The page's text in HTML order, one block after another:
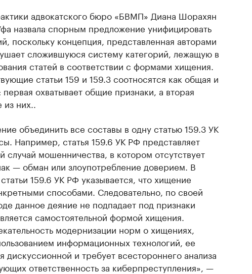
адвокатского бюро «БВМП» Диана Шорахян
назвала спорным предложение унифицировать
поскольку концепция, представленная авторами
сложившуюся систему категорий, лежащую в
статей в соответствии с формами хищения.
статьи 159 и 159.3 соотносятся как общая и
охватывает общие признаки, а вторая
них..
объединить все составы в одну статью 159.3 УК
Например, статья 159.6 УК РФ представляет
случай мошенничества, в котором отсутствует
— обман или злоупотребление доверием. В
159.6 УК РФ указывается, что хищение
способами. Следовательно, по своей
данное деяние не подпадает под признаки
самостоятельной формой хищения.
модернизации норм о хищениях,
информационных технологий, ее
дискуссионной и требует всестороннего анализа
ответственность за киберпреступления», —